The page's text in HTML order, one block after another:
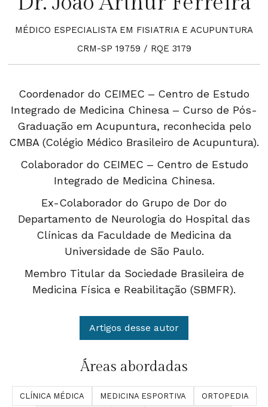
MÉDICO ESPECIALISTA EM FISIATRIA E ACUPUNTURA
CRM-SP 19759 / RQE 3179
Coordenador do CEIMEC – Centro de Estudo
Integrado de Medicina Chinesa – Curso de Pós-
Graduação em Acupuntura, reconhecida pelo
CMBA (Colégio Médico Brasileiro de Acupuntura).
Colaborador do CEIMEC – Centro de Estudo
Integrado de Medicina Chinesa.
Ex-Colaborador do Grupo de Dor do
Departamento de Neurologia do Hospital das
Clínicas da Faculdade de Medicina da
Universidade de São Paulo.
Membro Titular da Sociedade Brasileira de
Medicina Física e Reabilitação (SBMFR).
Artigos desse autor
Áreas abordadas
CLÍNICA MÉDICA MEDICINA ESPORTIVA ORTOPEDIA